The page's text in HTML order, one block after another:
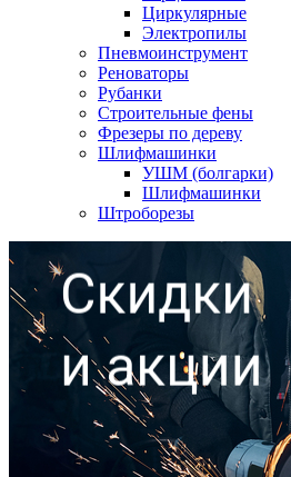
Циркулярные
Электропилы
Пневмоинструмент
Реноваторы
Рубанки
Строительные фены
Фрезеры по дереву
Шлифмашинки
УШМ (болгарки)
Шлифмашинки
Штроборезы